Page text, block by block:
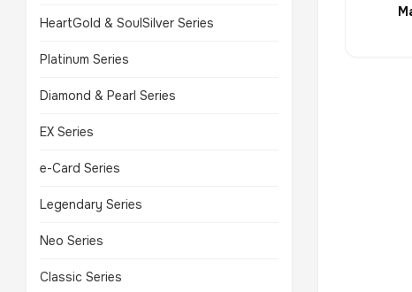
HeartGold & SoulSilver Series
Platinum Series
Diamond & Pearl Series
EX Series
e-Card Series
Legendary Series
Neo Series
Classic Series